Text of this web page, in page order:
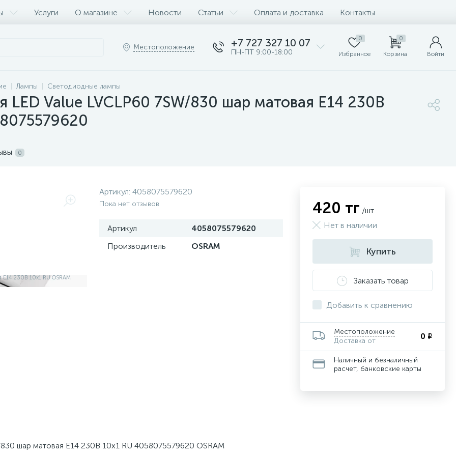
Услуги О магазине Новости Статьи Оплата и доставка Контакты
Местоположение +7 727 327 10 07
ПН-ПТ 9:00-18:00
0
Избранное
0
Корзина Войти
Лампы Светодиодные лампы
LED Value LVCLP60 7SW/830 шар матовая E14 230В
0
Артикул: 4058075579620
Пока нет отзывов
Артикул
4058075579620
Производитель
OSRAM
шар матовая E14 230В 10х1 RU 4058075579620 OSRAM
420 тг /шт
Нет в наличии
Купить
Заказать товар
Добавить к сравнению
Местоположение
Доставка от
0 ₽
Наличный и безналичный
расчет, банковские карты